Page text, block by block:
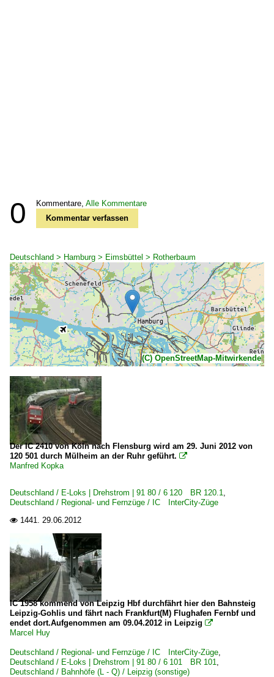
0 Kommentare, Alle Kommentare
Kommentar verfassen
Deutschland > Hamburg > Eimsbüttel > Rotherbaum
(C) OpenStreetMap-Mitwirkende
Der IC 2410 von Köln nach Flensburg wird am 29. Juni 2012 von
120 501 durch Mülheim an der Ruhr geführt. 
Manfred Kopka
Deutschland / E-Loks | Drehstrom | 91 80 / 6 120 BR 120.1,
Deutschland / Regional- und Fernzüge / IC InterCity-Züge
 1441. 29.06.2012
IC 1958 kommend von Leipzig Hbf durchfährt hier den Bahnsteig
Leipzig-Gohlis und fährt nach Frankfurt(M) Flughafen Fernbf und
endet dort.Aufgenommen am 09.04.2012 in Leipzig 
Marcel Huy
Deutschland / Regional- und Fernzüge / IC InterCity-Züge,
Deutschland / E-Loks | Drehstrom | 91 80 / 6 101 BR 101,
Deutschland / Bahnhöfe (L - Q) / Leipzig (sonstige)